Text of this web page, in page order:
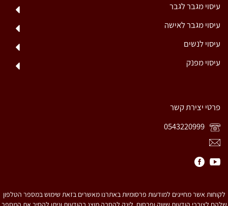
עיסוי מגבר לגבר
עיסוי מגבר לאישה
עיסוי לנשים
עיסוי מפנק
פרטי יצירת קשר
לקוחות אשר מחייגים למודעות פרסומיות באתרנו מאשרים בזאת שימוש במספר הטלפון